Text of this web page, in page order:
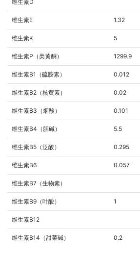
维生素D
维生素E 1.32
维生素K 5
维生素P（类黄酮） 1299.9
维生素B1（硫胺素） 0.012
维生素B2（核黄素） 0.02
维生素B3（烟酸） 0.101
维生素B4（胆碱） 5.5
维生素B5（泛酸） 0.295
维生素B6 0.057
维生素B7（生物素）
维生素B9（叶酸） 1
维生素B12
维生素B14（甜菜碱） 0.2